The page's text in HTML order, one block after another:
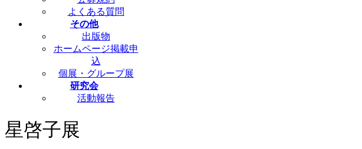
よくある質問
その他
出版物
ホームページ掲載申
込
個展・グループ展
研究会
活動報告
星啓子展